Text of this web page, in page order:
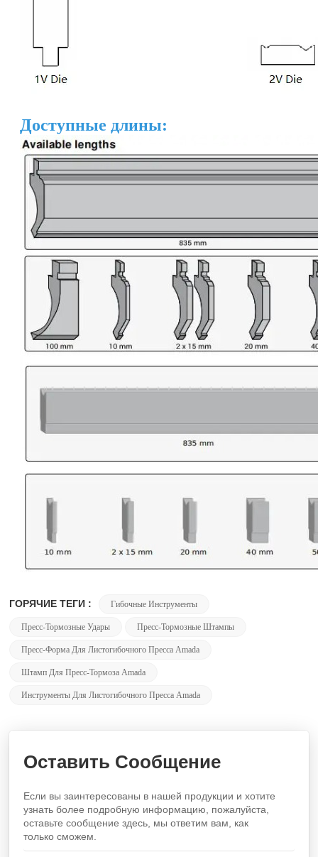
Доступные длины:
ГОРЯЧИЕ ТЕГИ : Гибочные Инструменты
Пресс-Тормозные Удары Пресс-Тормозные Штампы
Пресс-Форма Для Листогибочного Пресса Amada
Штамп Для Пресс-Тормоза Amada
Инструменты Для Листогибочного Пресса Amada
Оставить Сообщение
Если вы заинтересованы в нашей продукции и хотите
узнать более подробную информацию, пожалуйста,
оставьте сообщение здесь, мы ответим вам, как
только сможем.